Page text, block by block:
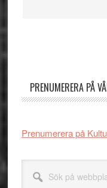
PRENUMERERA PÅ
Prenumerera på